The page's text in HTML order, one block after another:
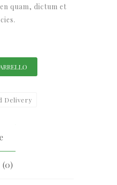
quam, dictum et
Delivery